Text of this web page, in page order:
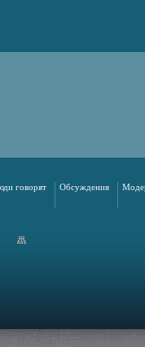
говорят Обсуждения